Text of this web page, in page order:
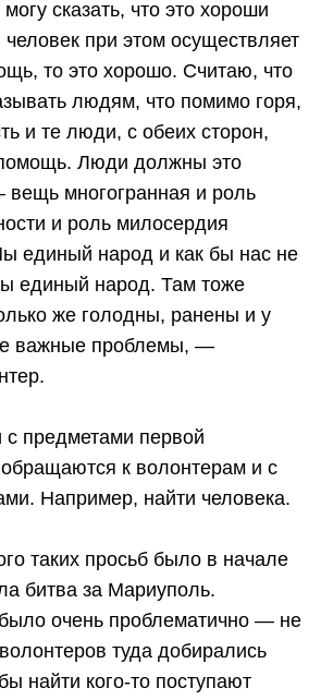
сказать, что это хороши
при этом осуществляет
то это хорошо. Считаю, что
людям, что помимо горя,
и те люди, с обеих сторон,
Люди должны это
многогранная и роль
и роль милосердия
единый народ и как бы нас не
единый народ. Там тоже
же голодны, ранены и у
важные проблемы, —
предметами первой
к волонтерам и с
Например, найти человека.
таких просьб было в начале
битва за Мариуполь.
очень проблематично — не
туда добирались
найти кого-то поступают